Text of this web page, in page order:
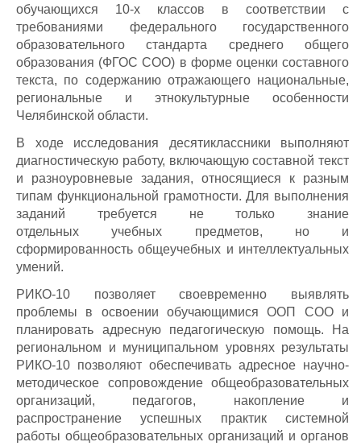
обучающихся 10-х классов в соответствии с
требованиями федерального государственного
образовательного стандарта среднего общего
образования (ФГОС СОО) в форме оценки составного
текста, по содержанию отражающего национальные,
региональные и этнокультурные особенности
Челябинской области.
В ходе исследования десятиклассники выполняют
диагностическую работу, включающую составной текст
и разноуровневые задания, относящиеся к разным
типам функциональной грамотности. Для выполнения
заданий требуется не только знание
отдельных учебных предметов, но и
сформированность общеучебных и интеллектуальных
умений.
РИКО-10 позволяет своевременно выявлять
проблемы в освоении обучающимися ООП СОО и
планировать адресную педагогическую помощь. На
региональном и муниципальном уровнях результаты
РИКО-10 позволяют обеспечивать адресное научно-
методическое сопровождение общеобразовательных
организаций, педагогов, накопление и
распространение успешных практик системной
работы общеобразовательных организаций и органов